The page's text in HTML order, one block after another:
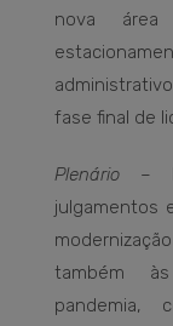
nova
fase final de
Plenário –
julgamentos
também